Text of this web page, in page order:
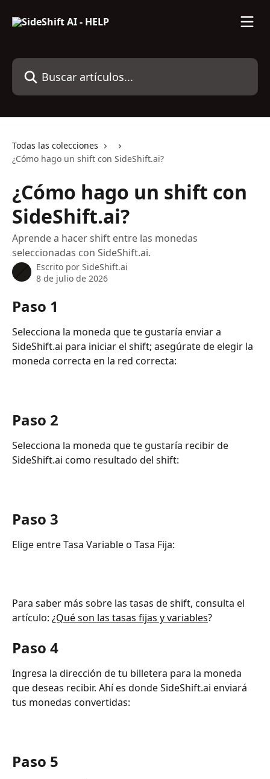
Buscar artículos...
Todas las colecciones
¿Cómo hago un shift con SideShift.ai?
¿Cómo hago un shift con
SideShift.ai?
Aprende a hacer shift entre las monedas
seleccionadas con SideShift.ai.
Escrito por SideShift.ai
8 de julio de 2026
Paso 1
Selecciona la moneda que te gustaría enviar a
SideShift.ai para iniciar el shift; asegúrate de elegir la
moneda correcta en la red correcta:
Paso 2
Selecciona la moneda que te gustaría recibir de
SideShift.ai como resultado del shift:
Paso 3
Elige entre Tasa Variable o Tasa Fija:
Para saber más sobre las tasas de shift, consulta el
artículo: ¿Qué son las tasas fijas y variables?
Paso 4
Ingresa la dirección de tu billetera para la moneda
que deseas recibir. Ahí es donde SideShift.ai enviará
tus monedas convertidas:
Paso 5